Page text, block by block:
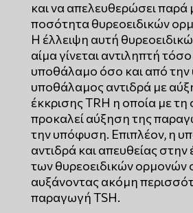
και να απελευθερώσει παρά
ποσότητα θυρεοειδικών
Η έλλειψη αυτή
αίμα γίνεται αντιληπτή
υποθάλαμο όσο και από
υποθάλαμος αντιδρά με
έκκρισης TRH η οποία με τη
προκαλεί αύξηση της
την υπόφυση. Επιπλέον, η
αντιδρά και απευθείας στην
των θυρεοειδικών ορμονών
αυξάνοντας ακόμη
παραγωγή TSH.